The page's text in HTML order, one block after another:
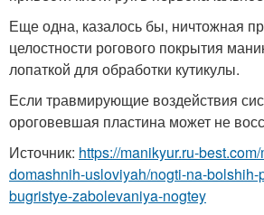
Еще одна, казалось бы, ничтожная
целостности рогового покрытия
лопаткой для обработки кутикулы.
Если травмирующие воздействия
ороговевшая пластина может не
Источник: https://manikyur.ru-
domashnih-usloviyah/nogti-na-bolshih-
bugristye-zabolevaniya-nogtey